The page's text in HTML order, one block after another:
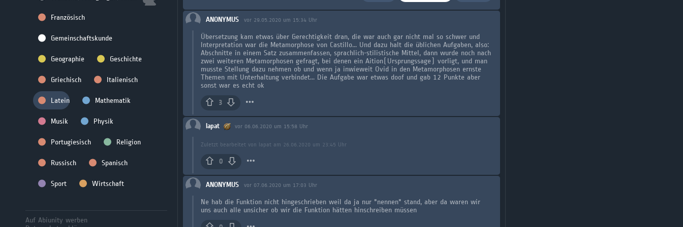
Französisch
Gemeinschaftskunde
Geographie Geschichte
Griechisch Italienisch
Latein Mathematik
Musik Physik
Portugiesisch Religion
Russisch Spanisch
Sport Wirtschaft
Auf Abiunity werben
ANONYMUS vor 29.05.2020 um 15:34 Uhr
Übersetzung kam etwas über Gerechtigkeit dran, die war auch gar nicht mal so schwer und
Interpretation war die Metamorphose von Castillo... Und dazu halt die üblichen Aufgaben, also:
Abschnitte in einem Satz zusammenfassen, sprachlich-stilistische Mittel, dann wurde noch nach
zwei weiteren Metamorphosen gefragt, bei denen ein Aition(Ursprungssage) vorligt, und man
musste Stellung dazu nehmen ob und wenn ja inwieweit Ovid in den Metamorphosen ernste
Themen mit Unterhaltung verbindet... Die Aufgabe war etwas doof und gab 12 Punkte aber
sonst war es echt ok
3
lapat vor 06.06.2020 um 15:58 Uhr
Zuletzt bearbeitet von lapat am 26.06.2020 um 23:45 Uhr
0
ANONYMUS vor 07.06.2020 um 17:03 Uhr
Ne hab die Funktion nicht hingeschrieben weil da ja nur "nennen" stand, aber da waren wir
uns auch alle unsicher ob wir die Funktion hätten hinschreiben müssen